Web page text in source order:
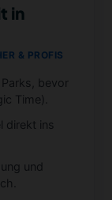
in
& PROFIS
bevor
Time).
direkt ins
und